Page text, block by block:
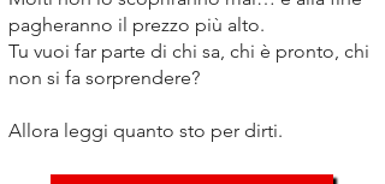
pagheranno il prezzo più alto.
Tu vuoi far parte di chi sa, chi è pronto, chi
non si fa sorprendere?
Allora leggi quanto sto per dirti.